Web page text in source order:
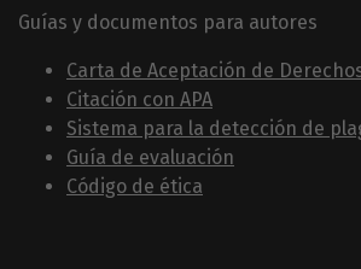
Guías y documentos para autores
Carta de Aceptación de
Citación con APA
Sistema para la detección de
Guía de evaluación
Código de ética